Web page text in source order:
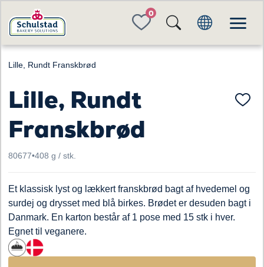
FAVORITES
Lille, Rundt Franskbrød
Lille, Rundt
Franskbrød
80677•408 g / stk.
Et klassisk lyst og lækkert franskbrød bagt af hvedemel og
surdej og drysset med blå birkes. Brødet er desuden bagt i
Danmark. En karton består af 1 pose med 15 stk i hver.
Egnet til veganere.